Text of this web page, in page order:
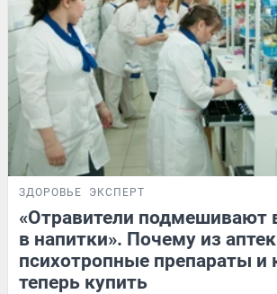
ЗДОРОВЬЕ ЭКСПЕРТ
«Отравители подмешивают
в напитки». Почему из
психотропные препараты и
теперь купить